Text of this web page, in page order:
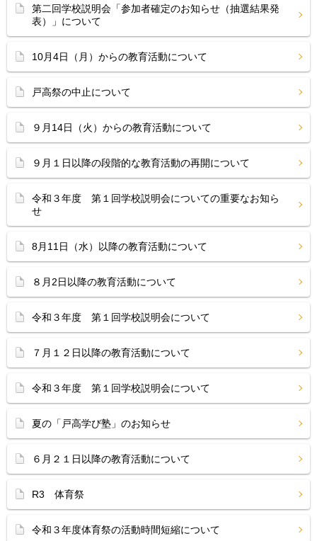
第二回学校説明会「参加者確定のお知らせ（抽選結果発
表）」について
10月4日（月）からの教育活動について
戸高祭の中止について
９月14日（火）からの教育活動について
９月１日以降の段階的な教育活動の再開について
令和３年度 第１回学校説明会についての重要なお知ら
せ
8月11日（水）以降の教育活動について
８月2日以降の教育活動について
令和３年度 第１回学校説明会について
７月１２日以降の教育活動について
令和３年度 第１回学校説明会について
夏の「戸高学び塾」のお知らせ
６月２１日以降の教育活動について
R3 体育祭
令和３年度体育祭の活動時間短縮について